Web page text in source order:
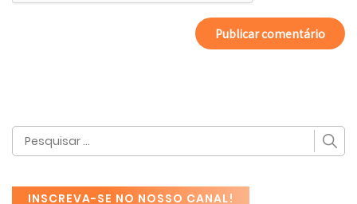
INSCREVA-SE NO NOSSO CANAL!